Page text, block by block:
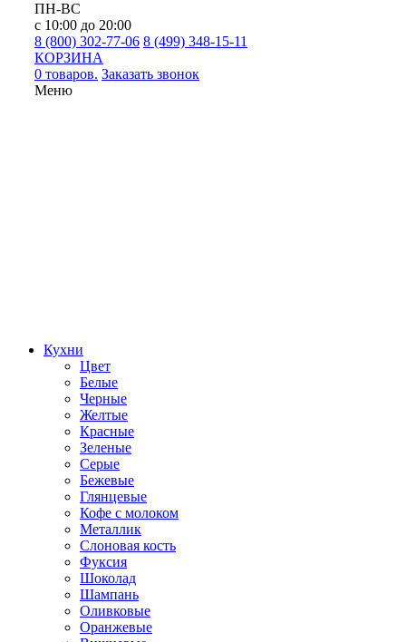
ПН-ВС
с 10:00 до 20:00
8 (800) 302-77-06 8 (499) 348-15-11
КОРЗИНА
0 товаров. Заказать звонок
Меню
Кухни
Цвет
Белые
Черные
Желтые
Красные
Зеленые
Серые
Бежевые
Глянцевые
Кофе с молоком
Металлик
Слоновая кость
Фуксия
Шоколад
Шампань
Оливковые
Оранжевые